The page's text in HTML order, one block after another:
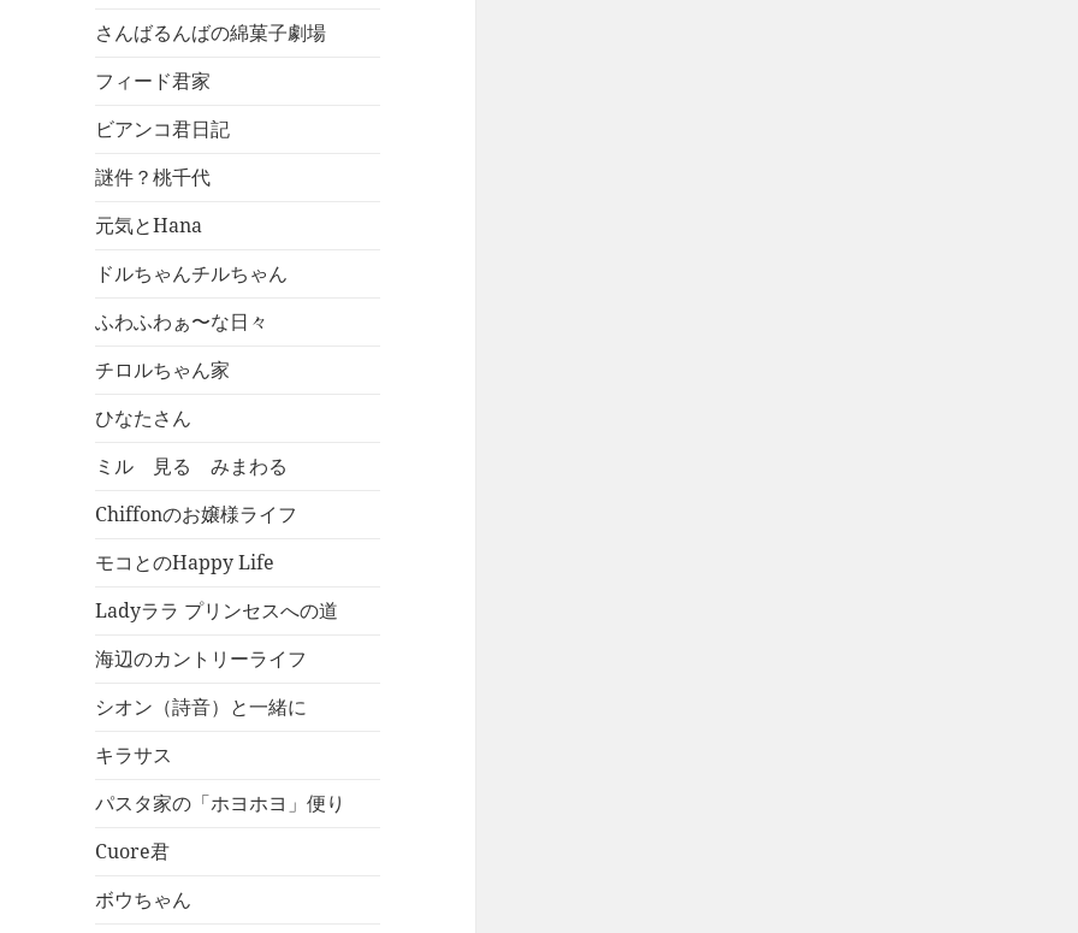
さんばるんばの綿菓子劇場
フィード君家
ビアンコ君日記
謎件？桃千代
元気とHana
ドルちゃんチルちゃん
ふわふわぁ〜な日々
チロルちゃん家
ひなたさん
ミル 見る みまわる
Chiffonのお嬢様ライフ
モコとのHappy Life
Ladyララ プリンセスへの道
海辺のカントリーライフ
シオン（詩音）と一緒に
キラサス
パスタ家の「ホヨホヨ」便り
Cuore君
ボウちゃん